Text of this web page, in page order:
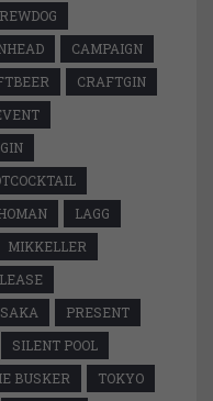
CAMPAIGN
CRAFTGIN
GIN
LAGG
MIKKELLER
PRESENT
SILENT POOL
BUSKER
TOKYO